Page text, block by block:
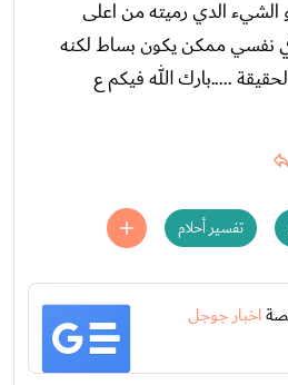
الدي رميته من اعلى
نفسي ممكن يكون بساط لكنه
.....بارك الله فيكم ع
تفسير أحلام
اخبار جوجل